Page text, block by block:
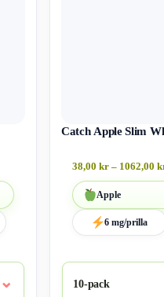
⌄
Catch Apple Slim
38,00 kr – 1062,00
Äpple
6 mg/prilla
10-pack